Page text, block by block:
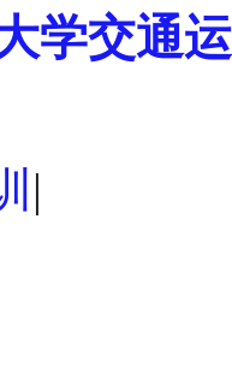
学交通运
|